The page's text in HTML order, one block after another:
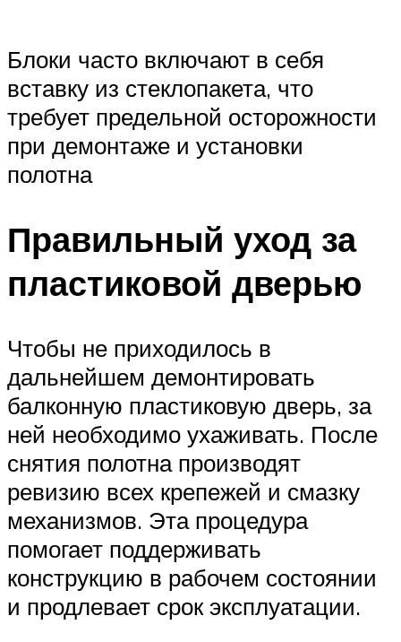
Блоки часто включают в себя
вставку из стеклопакета, что
требует предельной осторожности
при демонтаже и установки
полотна
Правильный уход за
пластиковой дверью
Чтобы не приходилось в
дальнейшем демонтировать
балконную пластиковую дверь, за
ней необходимо ухаживать. После
снятия полотна производят
ревизию всех крепежей и смазку
механизмов. Эта процедура
помогает поддерживать
конструкцию в рабочем состоянии
и продлевает срок эксплуатации.